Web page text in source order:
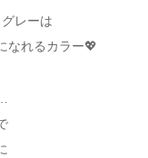
レーは
なれるカラー💖